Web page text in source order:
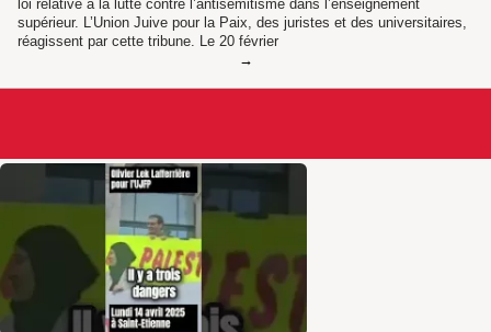
loi relative à la lutte contre l’antisémitisme dans l’enseignement
supérieur. L’Union Juive pour la Paix, des juristes et des universitaires,
réagissent par cette tribune. Le 20 février